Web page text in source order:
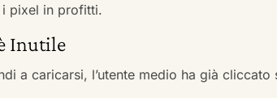
pixel in profitti.
Inutile
a caricarsi, l’utente medio ha già cliccato